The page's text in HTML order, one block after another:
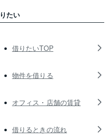
たい
借りたいTOP
物件を借りる
オフィス・店舗の賃貸
借りるときの流れ